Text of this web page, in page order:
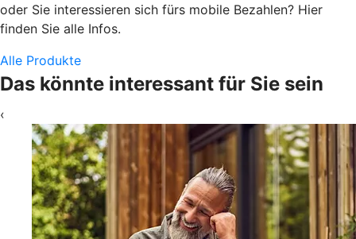
oder Sie interessieren sich fürs mobile Bezahlen? Hier
finden Sie alle Infos.
Alle Produkte
Das könnte interessant für Sie sein
‹